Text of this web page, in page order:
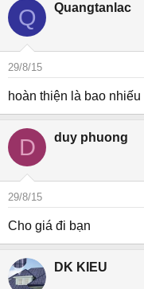
Q Quangtanlac
29/8/15
hoàn thiện là bao
D duy phuong
29/8/15
Cho giá đi bạn
DK KIEU